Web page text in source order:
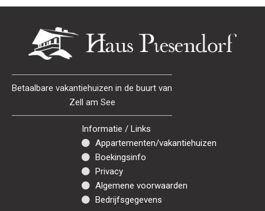
Betaalbare vakantiehuizen in de buurt van
Zell am See
Informatie / Links
Appartementen/vakantiehuizen
Boekingsinfo
Privacy
Algemene voorwaarden
Bedrijfsgegevens